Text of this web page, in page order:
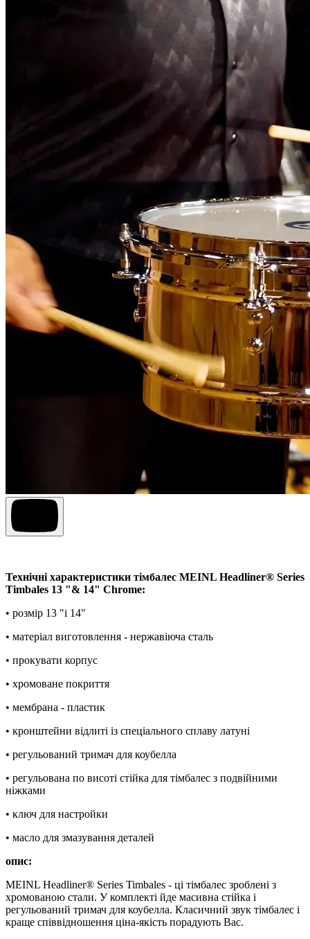
Технічні характеристики тімбалес MEINL Headliner® Series
Timbales 13 "& 14" Chrome:
• розмір 13 "і 14"
• матеріал виготовлення - нержавіюча сталь
• прокувати корпус
• хромоване покриття
• мембрана - пластик
• кронштейни відлиті із спеціального сплаву латуні
• регульований тримач для коубелла
• регульована по висоті стійка для тімбалес з подвійними
ніжками
• ключ для настройки
• масло для змазування деталей
опис:
MEINL Headliner® Series Timbales - ці тімбалес зроблені з
хромованою стали. У комплекті йде масивна стійка і
регульований тримач для коубелла. Класичний звук тімбалес і
краще співвідношення ціна-якість порадують Вас.